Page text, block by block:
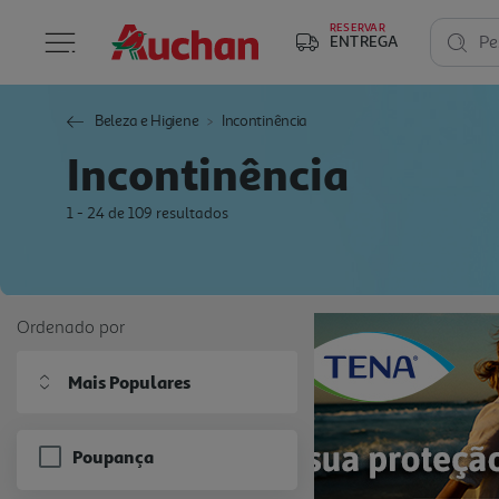
RESERVAR
ENTREGA
Beleza e Higiene Incontinência
Incontinência
1 - 24 de 109 resultados
Ordenado por
Mais Populares
Poupança